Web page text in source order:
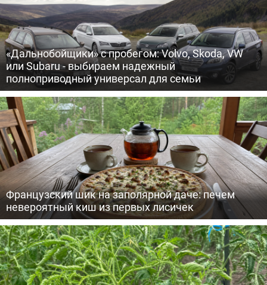
«Дальнобойщики» с пробегом: Volvo, Skoda, VW
или Subaru - выбираем надежный
полноприводный универсал для семьи
Французский шик на заполярной даче: печем
невероятный киш из первых лисичек